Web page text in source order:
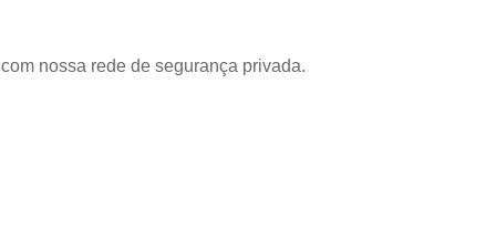
nossa rede de segurança privada.